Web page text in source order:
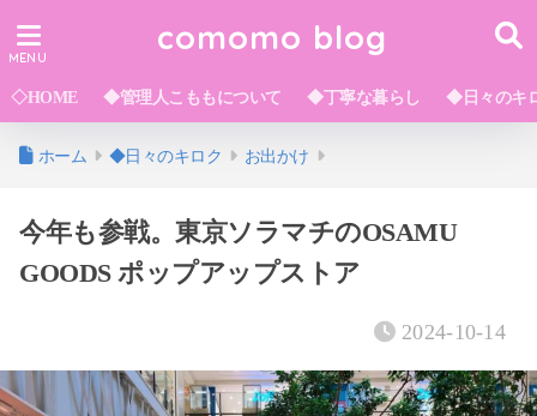
comomo blog
◇HOME ◆管理人こももについて ◆丁寧な暮らし ◆日々のキ
ホーム ◆日々のキロク お出かけ
今年も参戦。東京ソラマチのOSAMU
GOODS ポップアップストア
2024-10-14